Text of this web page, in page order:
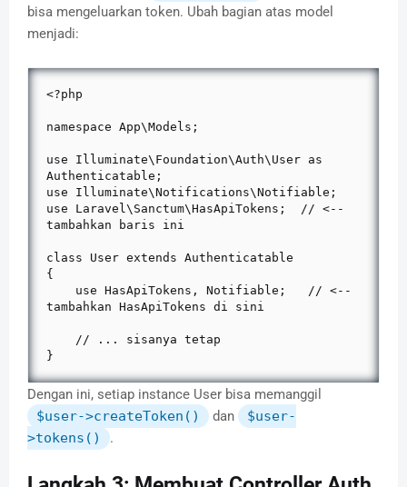
bisa mengeluarkan token. Ubah bagian atas model
menjadi:
<?php
namespace App\Models;
use Illuminate\Foundation\Auth\User as
Authenticatable;
use Illuminate\Notifications\Notifiable;
use Laravel\Sanctum\HasApiTokens;  // <--
tambahkan baris ini
class User extends Authenticatable
{
tambahkan HasApiTokens di sini
}
Dengan ini, setiap instance User bisa memanggil
$user->createToken()
dan
$user-
>tokens()
.